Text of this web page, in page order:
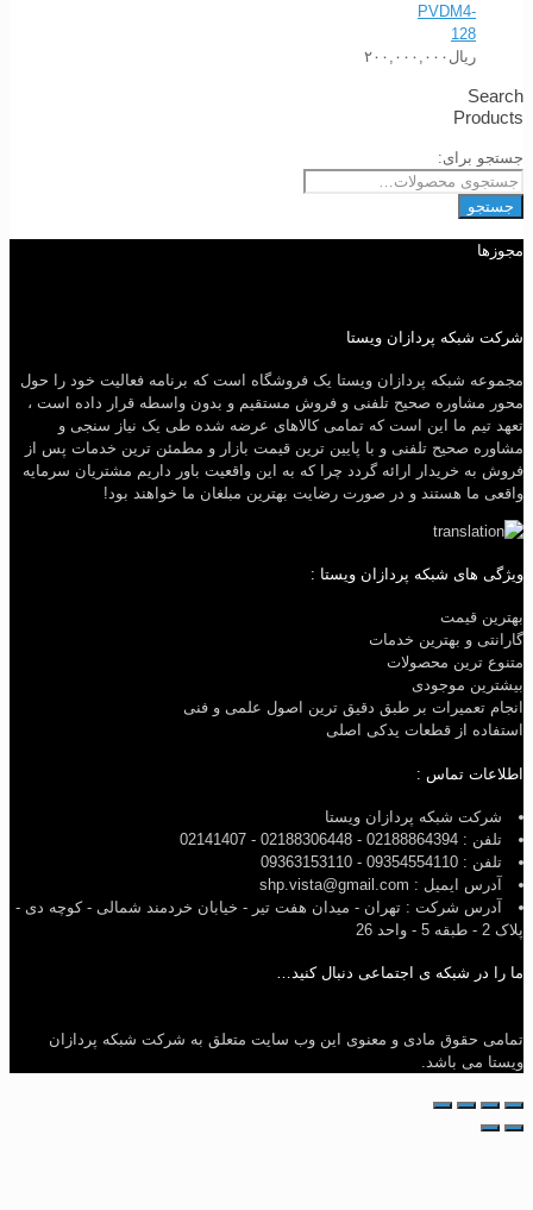
PVDM4-
128
ریال ۲۰۰,۰۰۰,۰۰۰
Search
Products
جستجو برای:
جستجو
مجوزها
شرکت شبکه پردازان ویستا
مجموعه شبکه پردازان ویستا یک فروشگاه است که برنامه فعالیت خود را حول
محور مشاوره صحیح تلفنی و فروش مستقیم و بدون واسطه قرار داده است ،
تعهد تیم ما این است که تمامی کالاهای عرضه شده طی یک نیاز سنجی و
مشاوره صحیح تلفنی و با پایین ترین قیمت بازار و مطمئن ترین خدمات پس از
فروش به خریدار ارائه گردد چرا که به این واقعیت باور داریم مشتریان سرمایه
واقعی ما هستند و در صورت رضایت بهترین مبلغان ما خواهند بود!
ویژگی های شبکه پردازان ویستا :
بهترین قیمت
گارانتی و بهترین خدمات
متنوع ترین محصولات
بیشترین موجودی
انجام تعمیرات بر طبق دقیق ترین اصول علمی و فنی
استفاده از قطعات یدکی اصلی
اطلاعات تماس :
شرکت شبکه پردازان ویستا
تلفن : 02188864394 - 02188306448 - 02141407
تلفن : 09354554110 - 09363153110
آدرس ایمیل : shp.vista@gmail.com
آدرس شرکت : تهران - میدان هفت تیر - خیابان خردمند شمالی - کوچه دی -
پلاک 2 - طبقه 5 - واحد 26
ما را در شبکه ی اجتماعی دنبال کنید…
تمامی حقوق مادی و معنوی این وب سایت متعلق به شرکت شبکه پردازان
ویستا می باشد.